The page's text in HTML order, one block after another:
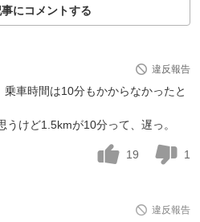
にコメントする
違反報告
車時間は10分もかからなかったと
うけど1.5kmが10分って、遅っ。
19 1
違反報告